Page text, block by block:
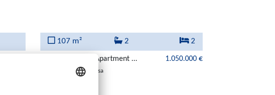
107 m² 2 2
Stilvolles Duplex-Apartment ... 1.050.000 €
in 07180 Santa Ponsa